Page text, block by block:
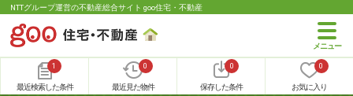
NTTグループ運営の不動産総合サイト goo住宅・不動産
1
最近検索した条件
0
最近見た物件
0
保存した条件
0
お気に入り